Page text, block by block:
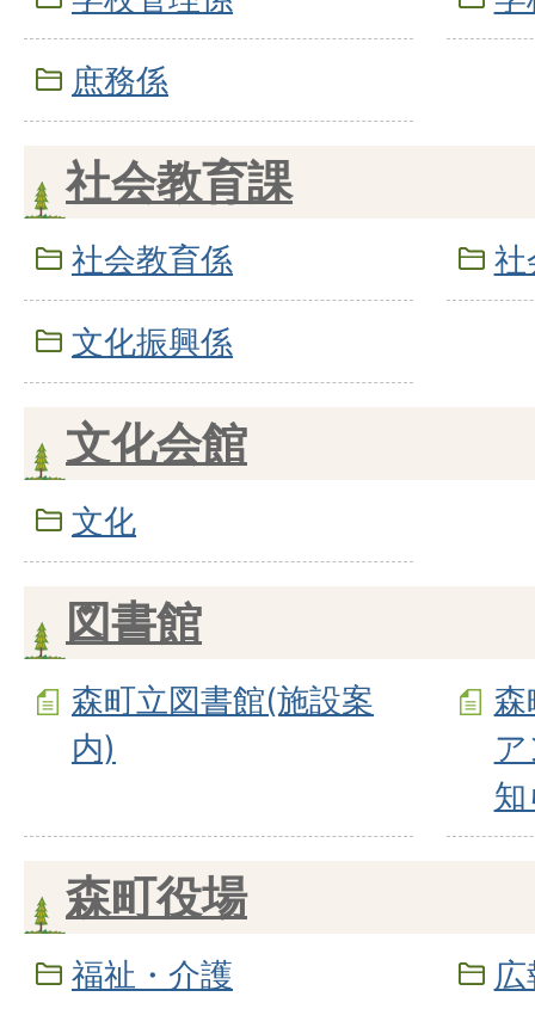
庶務係
社会教育課
社会教育係 社
文化振興係
文化会館
文化
図書館
森町立図書館(施設案
内)
森
森町役場
福祉・介護